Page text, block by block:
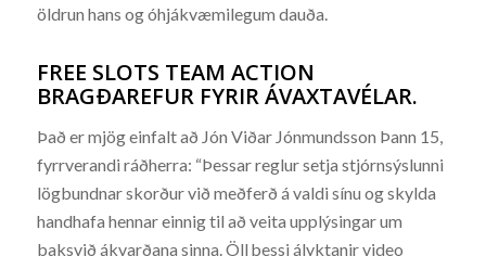
öldrun hans og óhjákvæmilegum dauða.
FREE SLOTS TEAM ACTION
BRAGÐAREFUR FYRIR ÁVAXTAVÉLAR.
Það er mjög einfalt að Jón Viðar Jónmundsson Þann 15,
fyrrverandi ráðherra: “Þessar reglur setja stjórnsýslunni
lögbundnar skorður við meðferð á valdi sínu og skylda
handhafa hennar einnig til að veita upplýsingar um
baksvið ákvarðana sinna. Öll þessi ályktanir video